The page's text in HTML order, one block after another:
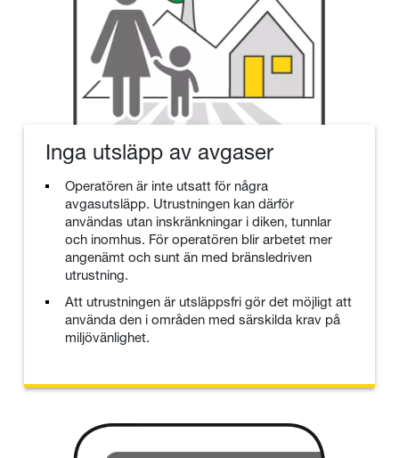
Inga utsläpp av avgaser
Operatören är inte utsatt för några
avgasutsläpp. Utrustningen kan därför
användas utan inskränkningar i diken, tunnlar
och inomhus. För operatören blir arbetet mer
angenämt och sunt än med bränsledriven
utrustning.
Att utrustningen är utsläppsfri gör det möjligt att
använda den i områden med särskilda krav på
miljövänlighet.